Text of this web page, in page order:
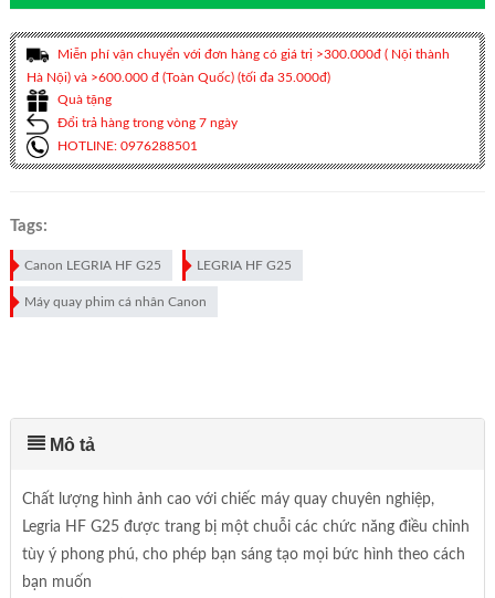
Miễn phí vận chuyển với đơn hàng có giá trị >300.000đ ( Nội thành
Hà Nội) và >600.000 đ (Toàn Quốc) (tối đa 35.000đ)
Quà tặng
Đổi trả hàng trong vòng 7 ngày
HOTLINE: 0976288501
Tags:
Canon LEGRIA HF G25 LEGRIA HF G25
Máy quay phim cá nhân Canon
Mô tả
Chất lượng hình ảnh cao với chiếc máy quay chuyên nghiệp,
Legria HF G25 được trang bị một chuỗi các chức năng điều chỉnh
tùy ý phong phú, cho phép bạn sáng tạo mọi bức hình theo cách
bạn muốn